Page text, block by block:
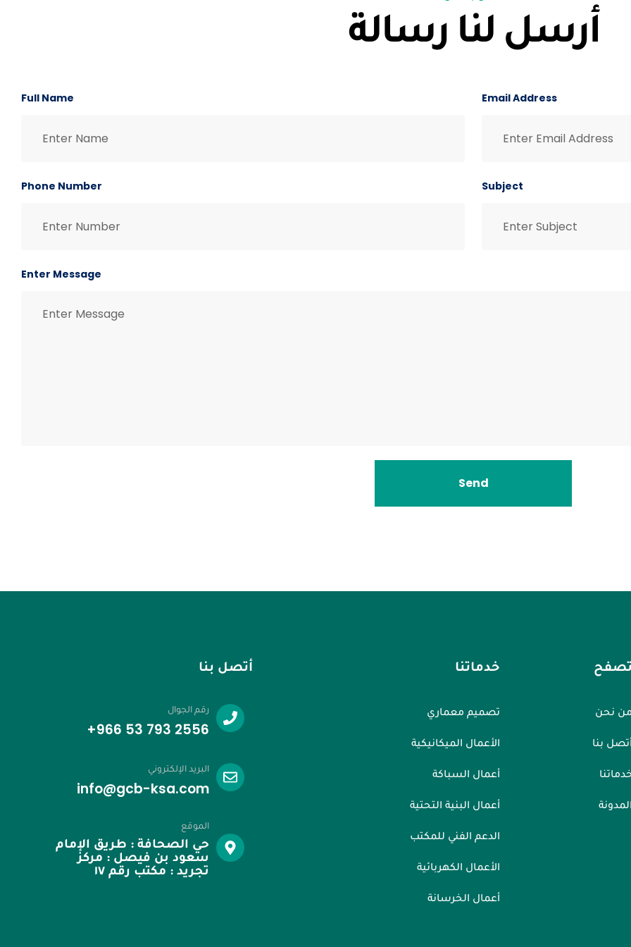
أرسل لنا رسالة
Full Name Email Address
Phone Number Subject
Enter Message
نحن
بنا
خدماتنا
تصميم معماري
الأعمال الميكانيكية
أعمال السباكة
أعمال البنية التحتية
الدعم الفني للمكتب
الأعمال الكهربائية
أعمال الخرسانة
أتصل بنا
رقم الجوال
‪+966 53 793 2556‬
البريد الإلكتروني
info@gcb-ksa.com
الموقع
حي الصحافة : طريق الإمام
سعود بن فيصل : مركز
تجريد : مكتب رقم ١٧